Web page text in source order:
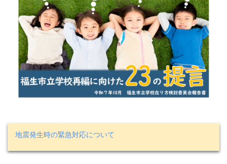
地震発生時の緊急対応について